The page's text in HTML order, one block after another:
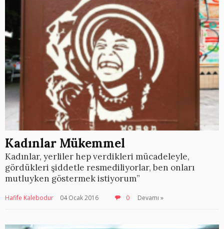
Kadınlar Mükemmel
Kadınlar, yerliler hep verdikleri mücadeleyle,
gördükleri şiddetle resmediliyorlar, ben onları
mutluyken göstermek istiyorum”
Hafife Kalebodur 04 Ocak 2016 0 Devamı »